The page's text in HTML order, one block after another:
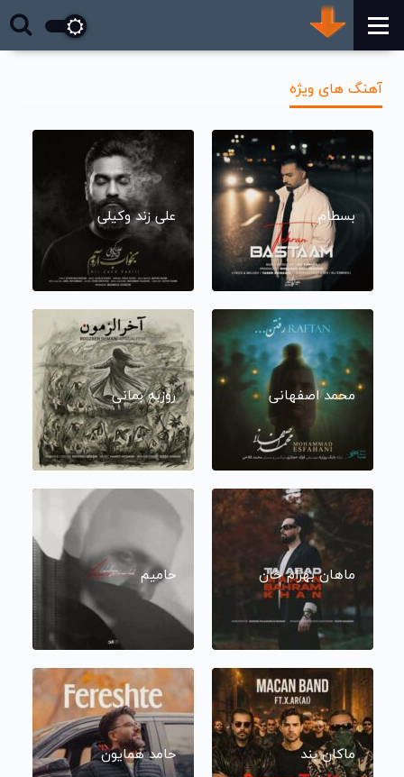
آهنگ های ویژه
بسطام علی زند وکیلی
محمد اصفهانی روزبه بمانی
ماهان بهرام خان حامیم
ماکان بند حامد همایون